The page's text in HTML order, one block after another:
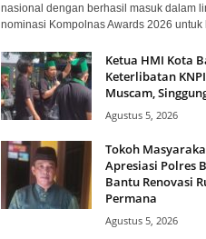
nasional dengan berhasil masuk dalam
nominasi Kompolnas Awards 2026 untuk
Ketua HMI Kota
Keterlibatan
Muscam,
Agustus 5, 2026
Tokoh
Apresiasi Polres
Bantu Renovasi
Permana
Agustus 5, 2026